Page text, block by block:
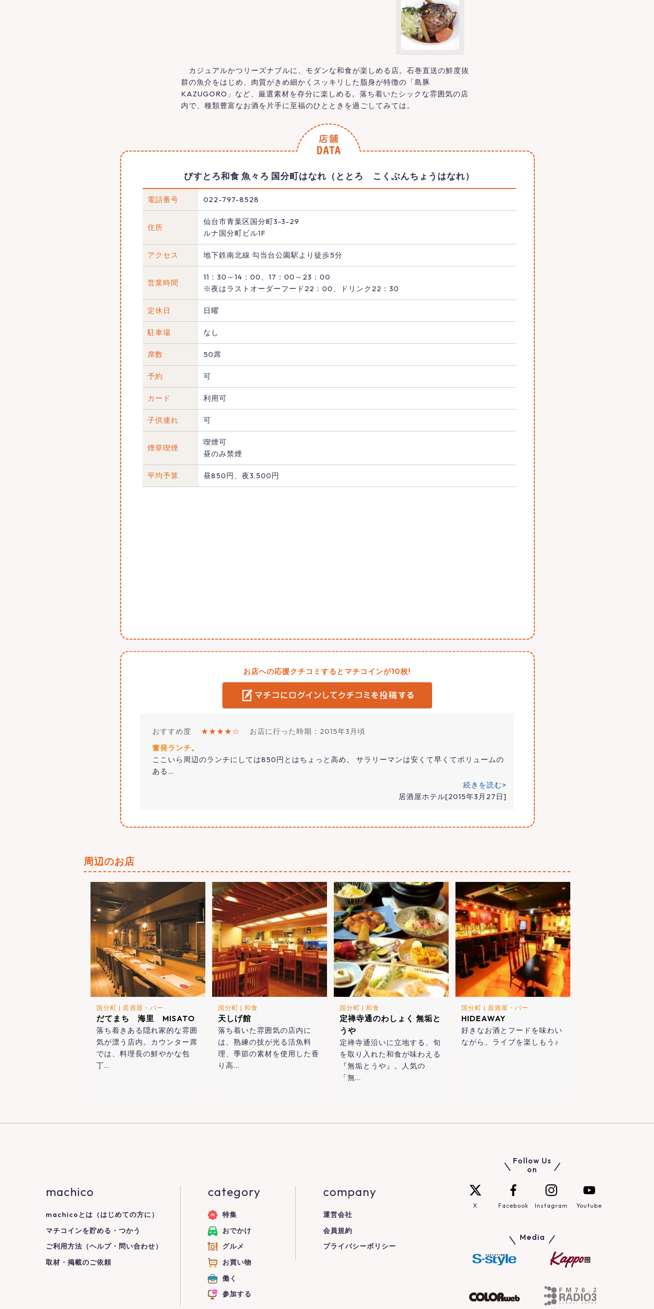
カジュアルかつリーズナブルに、モダンな和食が楽しめる店。石巻直送の鮮度抜
群の魚介をはじめ、肉質がきめ細かくスッキリした脂身が特徴の「島豚
KAZUGORO」など、厳選素材を存分に楽しめる。落ち着いたシックな雰囲気の店
内で、種類豊富なお酒を片手に至福のひとときを過ごしてみては。
びすとろ和食 魚々ろ 国分町はなれ（ととろ こくぶんちょうはなれ）
電話番号 022-797-8528
住所
仙台市青葉区国分町3-3-29
ルナ国分町ビル1F
アクセス 地下鉄南北線 勾当台公園駅より徒歩5分
営業時間
11：30～14：00、17：00～23：00
※夜はラストオーダーフード22：00、ドリンク22：30
定休日 日曜
駐車場 なし
席数 50席
予約 可
カード 利用可
子供連れ 可
煙草喫煙
喫煙可
昼のみ禁煙
平均予算 昼850円、夜3,500円
お店への応援クチコミするとマチコインが10枚!
おすすめ度 ★★★★☆
お店に行った時期：2015年3月頃
奮発ランチ。
ここいら周辺のランチにしては850円とはちょっと高め。 サラリーマンは安くて早くてボリュームの
ある …
続きを読む>
居酒屋ホテル[2015年3月27日]
周辺のお店
国分町 | 居酒屋・バー
だてまち 海里 MISATO
落ち着きある隠れ家的な雰囲
気が漂う店内。カウンター席
では、料理長の鮮やかな包
丁…
国分町 | 和食
天しげ館
落ち着いた雰囲気の店内に
は、熟練の技が光る活魚料
理、季節の素材を使用した香
り高…
国分町 | 和食
定禅寺通のわしょく 無垢と
うや
定禅寺通沿いに立地する、旬
を取り入れた和食が味わえる
『無垢とうや』。人気の
「無…
国分町 | 居酒屋・バー
HIDEAWAY
好きなお酒とフードを味わい
ながら、ライブを楽しもう♪
Follow Us
on
X Facebook Instagram Youtube
Media
machico
machicoとは（はじめての方に）
マチコインを貯める・つかう
ご利用方法（ヘルプ・問い合わせ）
取材・掲載のご依頼
category
特集
おでかけ
グルメ
お買い物
働く
参加する
company
運営会社
会員規約
プライバシーポリシー